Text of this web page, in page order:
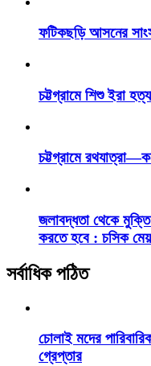
ফটিকছড়ি আসনের
চট্টগ্রামে শিশু ইরা
চট্টগ্রামে
জলাবদ্ধতা থেকে
করতে হবে : চসিক
সর্বাধিক পঠিত
চোলাই মদের
গ্রেপ্তার